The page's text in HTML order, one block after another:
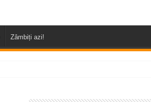
Zâmbiți azi!